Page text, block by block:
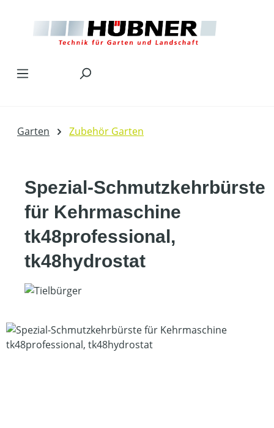
Garten Zubehör Garten
Spezial-Schmutzkehrbürste
für Kehrmaschine
tk48professional,
tk48hydrostat
Bildergalerie überspringen